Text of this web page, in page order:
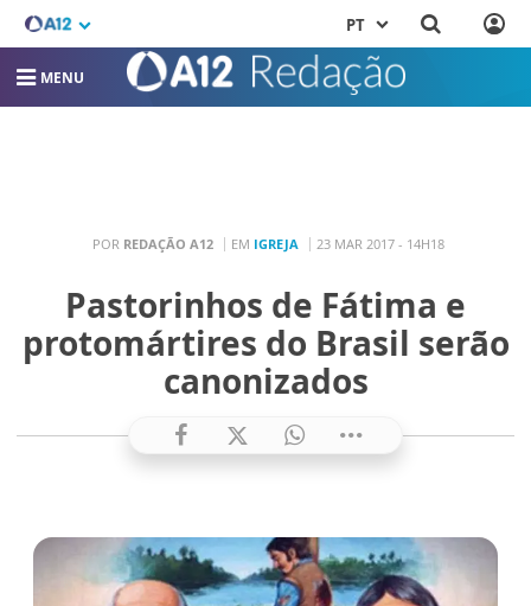
PT
MENU
POR REDAÇÃO A12 EM IGREJA 23 MAR 2017 - 14H18
Pastorinhos de Fátima e
protomártires do Brasil serão
canonizados